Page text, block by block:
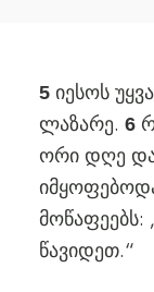
5 იესოს
ლაზარე. 6
ორი დღე
წავიდეთ.“